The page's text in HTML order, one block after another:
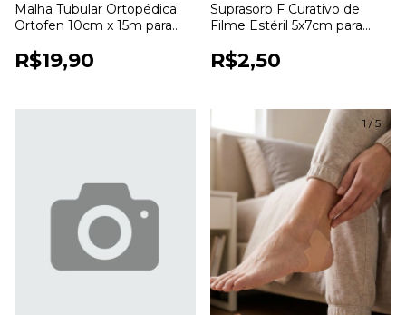
Malha Tubular Ortopédica
Ortofen 10cm x 15m para
Curativos
R$19,90
Suprasorb F Curativo de
Filme Estéril 5x7cm para
R$2,50
1 /5